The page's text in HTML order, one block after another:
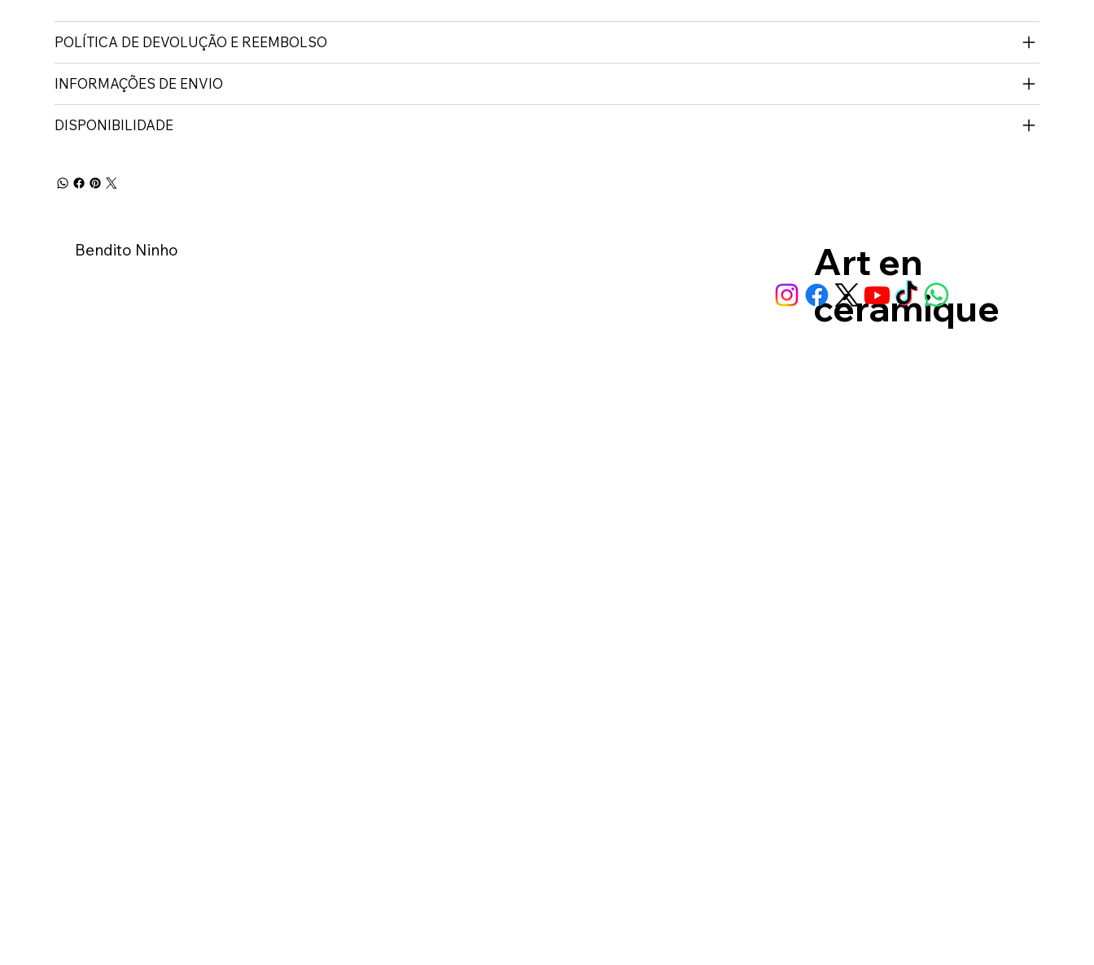
POLÍTICA DE DEVOLUÇÃO E REEMBOLSO
INFORMAÇÕES DE ENVIO
DISPONIBILIDADE
Bendito Ninho
Art en
céramique